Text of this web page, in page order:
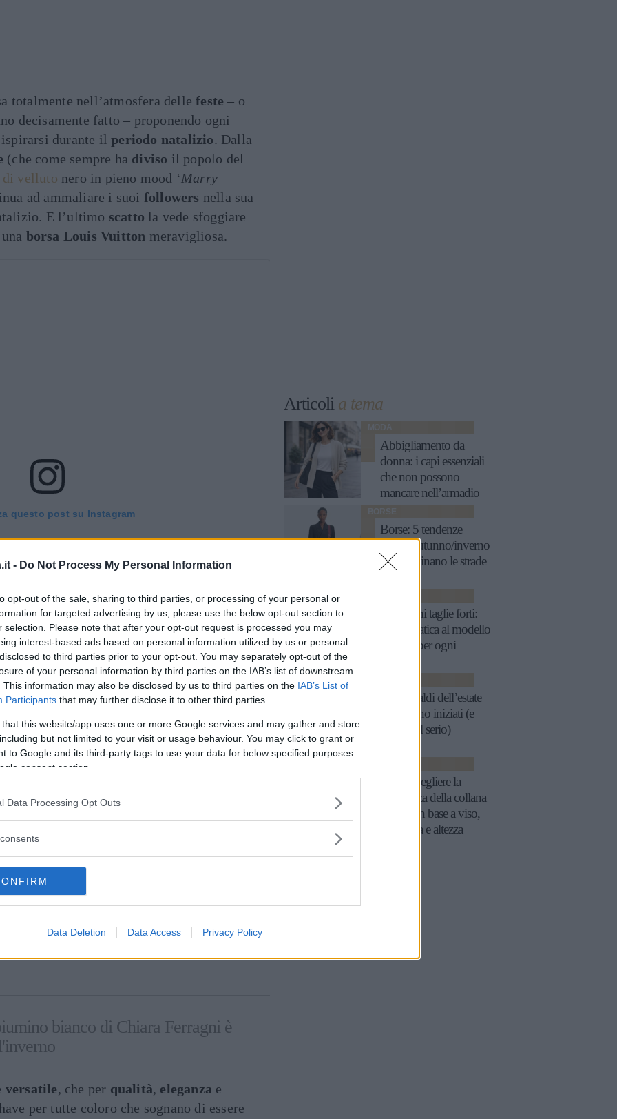
- Do Not Process My Personal Information
opt-out of the sale, sharing to third parties, or processing of your personal or
for targeted advertising by us, please use the below opt-out section to
selection. Please note that after your opt-out request is processed you may
interest-based ads based on personal information utilized by us or personal
to third parties prior to your opt-out. You may separately opt-out of the
of your personal information by third parties on the IAB’s list of downstream
This information may also be disclosed by us to third parties on the IAB’s List of
Participants that may further disclose it to other third parties.
that this website/app uses one or more Google services and may gather and store
but not limited to your visit or usage behaviour. You may click to grant or
to Google and its third-party tags to use your data for below specified purposes
consent section.
Data Processing Opt Outs
Data Deletion Data Access Privacy Policy
totalmente nell’atmosfera dellefeste – o
decisamente fatto – proponendo ogni
ispirarsi durante ilperiodo natalizio. Dalla
(che come sempre ha diviso il popolo del
velluto nero in pieno mood ‘Marry
ad ammaliare i suoi followers nella sua
E l’ultimo scatto la vede sfoggiare
borsa Louis Vuitton meravigliosa.
questo post su Instagram
testimonialdel notobrand,
uno scatto suInstagramche la
MMdel marchio parigino
con il logo
che aggiunge un toccocaldoe
particolare linea prende il nome da
francese dove fu aperto il primo
bianco di Chiara Ferragni è
versatile, che per qualità, eleganza e
per tutte coloro che sognano di essere
Articoli a tema
MODA
Abbigliamento da
donna: i capi essenziali
che non possono
mancare nell’armadio
BORSE
Borse: 5 tendenze
chiave autunno/inverno
che dominano le strade
Reggiseni taglie forti:
guida pratica al modello
perfetto per ogni
Nike: i saldi dell’estate
2025 sono iniziati (e
fanno sul serio)
Come scegliere la
lunghezza della collana
perfetta in base a viso,
scollatura e altezza